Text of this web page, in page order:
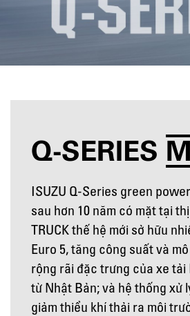
Q-SERIES
ISUZU Q-Series green
sau hơn 10 năm có mặt tại
TRUCK thế hệ mới sở hữu
Euro 5, tăng công suất và
rộng rãi đặc trưng của xe tải
từ Nhật Bản; và hệ thống xử
giảm thiểu khí thải ra môi